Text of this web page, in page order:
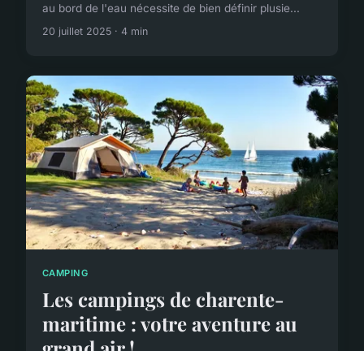
au bord de l'eau nécessite de bien définir plusie...
20 juillet 2025 · 4 min
CAMPING
Les campings de charente-
maritime : votre aventure au